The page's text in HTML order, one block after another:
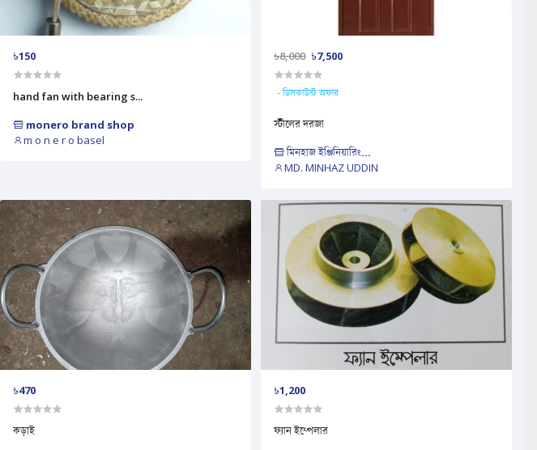
৳150
hand fan with bearing s...
monero brand shop
m o n e r o basel
৳8,000 ৳7,500
- ডিসকাউন্ট অফার
স্টীলের দরজা
মিনহাজ ইঞ্জিনিয়ারিং...
MD. MINHAZ UDDIN
৳470
কড়াই
৳1,200
ফ্যান ইম্পেলার